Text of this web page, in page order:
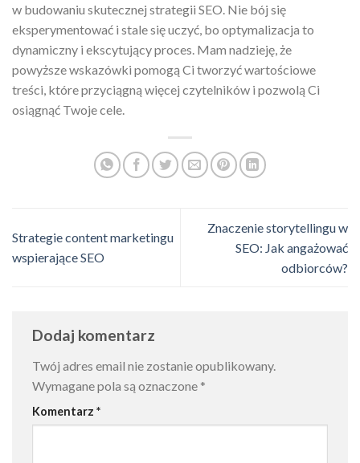
w budowaniu skutecznej strategii SEO. Nie bój się
eksperymentować i stale się uczyć, bo optymalizacja to
dynamiczny i ekscytujący proces. Mam nadzieję, że
powyższe wskazówki pomogą Ci tworzyć wartościowe
treści, które przyciągną więcej czytelników i pozwolą Ci
osiągnąć Twoje cele.
Strategie content marketingu
wspierające SEO
Znaczenie storytellingu w
SEO: Jak angażować
odbiorców?
Dodaj komentarz
Twój adres email nie zostanie opublikowany.
Wymagane pola są oznaczone *
Komentarz *